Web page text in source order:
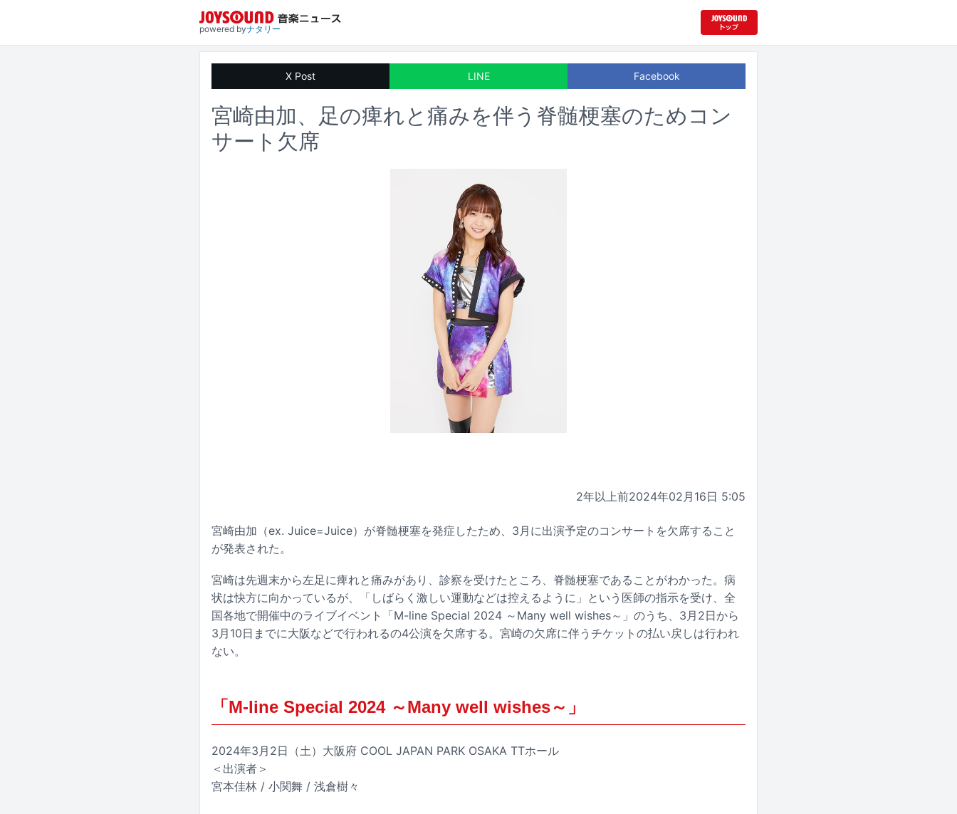
powered byナタリー
X Post LINE Facebook
宮崎由加、足の痺れと痛みを伴う脊髄梗塞のためコン
サート欠席
2年以上前2024年02月16日 5:05
宮崎由加（ex. Juice=Juice）が脊髄梗塞を発症したため、3月に出演予定のコンサートを欠席すること
が発表された。
宮崎は先週末から左足に痺れと痛みがあり、診察を受けたところ、脊髄梗塞であることがわかった。病
状は快方に向かっているが、「しばらく激しい運動などは控えるように」という医師の指示を受け、全
国各地で開催中のライブイベント「M-line Special 2024 ～Many well wishes～」のうち、3月2日から
3月10日までに大阪などで行われるの4公演を欠席する。宮崎の欠席に伴うチケットの払い戻しは行われ
ない。
「M-line Special 2024 ～Many well wishes～」
2024年3月2日（土）大阪府 COOL JAPAN PARK OSAKA TTホール
＜出演者＞
宮本佳林 / 小関舞 / 浅倉樹々